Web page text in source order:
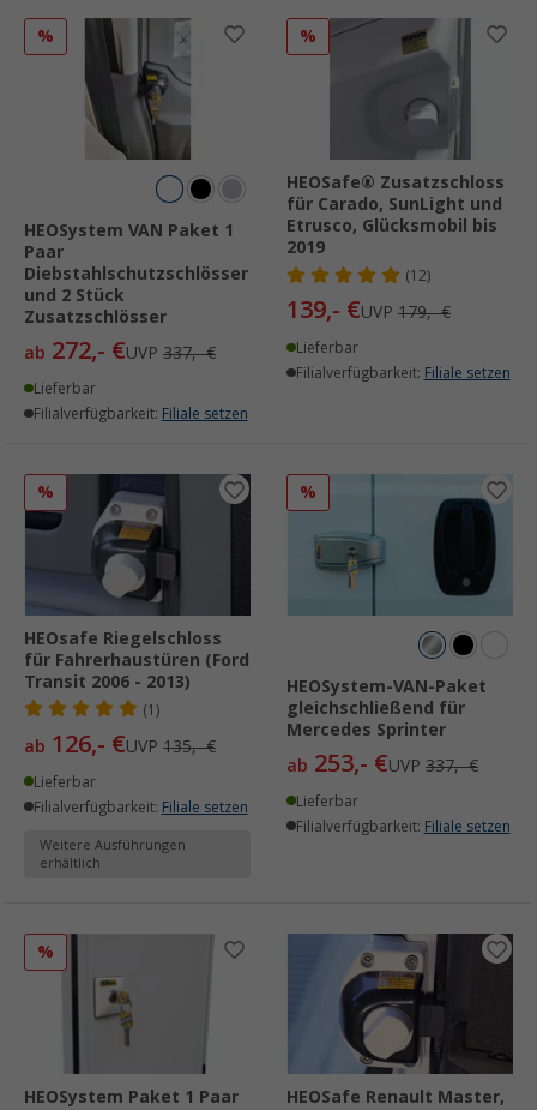
%
HEOSystem VAN Paket 1
Paar
Diebstahlschutzschlösser
und 2 Stück
Zusatzschlösser
ab 272,- €UVP 337,- €
Lieferbar
Filialverfügbarkeit: Filiale setzen
%
HEOSafe® Zusatzschloss
für Carado, SunLight und
Etrusco, Glücksmobil bis
2019
(12)
139,- €UVP 179,- €
Lieferbar
Filialverfügbarkeit: Filiale setzen
%
HEOsafe Riegelschloss
für Fahrerhaustüren (Ford
Transit 2006 - 2013)
(1)
ab 126,- €UVP 135,- €
Lieferbar
Filialverfügbarkeit: Filiale setzen
Weitere Ausführungen
erhältlich
%
HEOSystem-VAN-Paket
gleichschließend für
Mercedes Sprinter
ab 253,- €UVP 337,- €
Lieferbar
Filialverfügbarkeit: Filiale setzen
%
HEOSystem Paket 1 Paar
HEOSafe Renault Master,